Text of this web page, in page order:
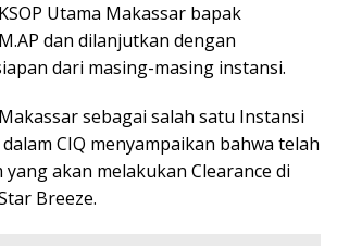
Utama Makassar bapak
dan dilanjutkan dengan
dari masing-masing instansi.
sebagai salah satu Instansi
CIQ menyampaikan bahwa telah
akan melakukan Clearance di
Breeze.